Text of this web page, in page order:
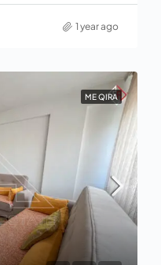
1 year ago
ME QIRA